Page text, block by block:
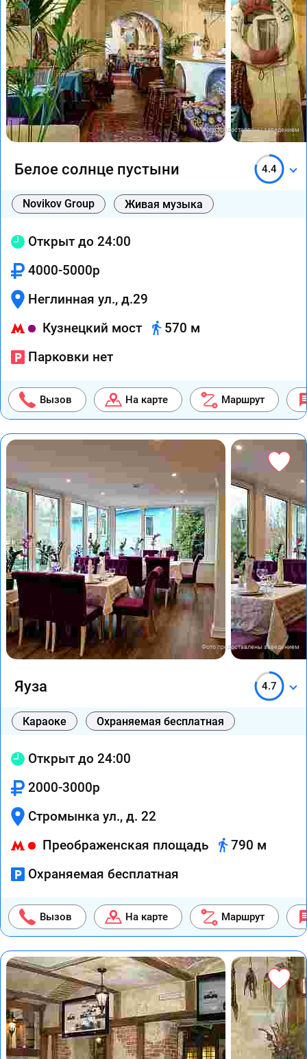
Фото предоставлены заведением
Белое солнце пустыни 4.4
Novikov Group Живая музыка
Открыт до 24:00
4000-5000р
Неглинная ул., д.29
Кузнецкий мост
570 м
Парковки нет
Вызов На карте Маршрут
Фото предоставлены заведением
Яуза 4.7
Караоке Охраняемая бесплатная
Открыт до 24:00
2000-3000р
Стромынка ул., д. 22
Преображенская площадь
790 м
Охраняемая бесплатная
Вызов На карте Маршрут